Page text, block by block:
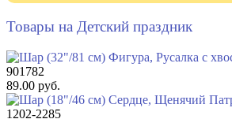
Товары на Детский праздник
901782
89.00 руб.
1202-2285